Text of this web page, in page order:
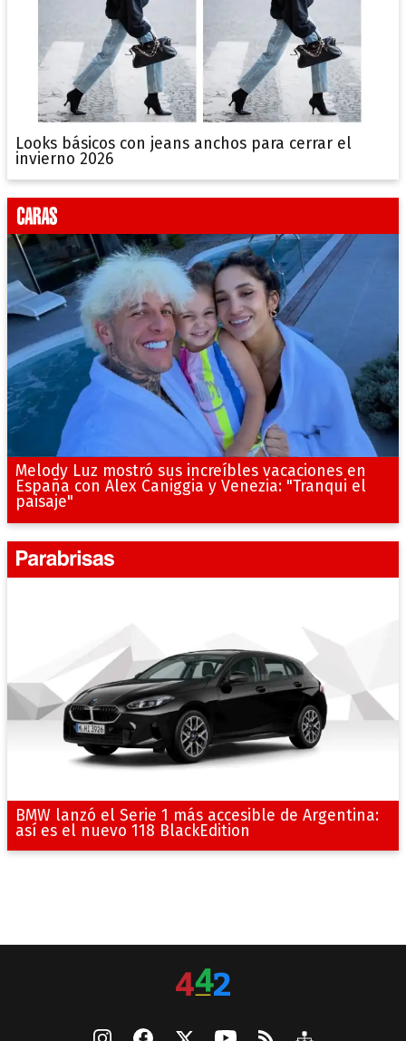
Looks básicos con jeans anchos para cerrar el
invierno 2026
Melody Luz mostró sus increíbles vacaciones en
España con Alex Caniggia y Venezia: "Tranqui el
paisaje"
BMW lanzó el Serie 1 más accesible de Argentina:
así es el nuevo 118 BlackEdition